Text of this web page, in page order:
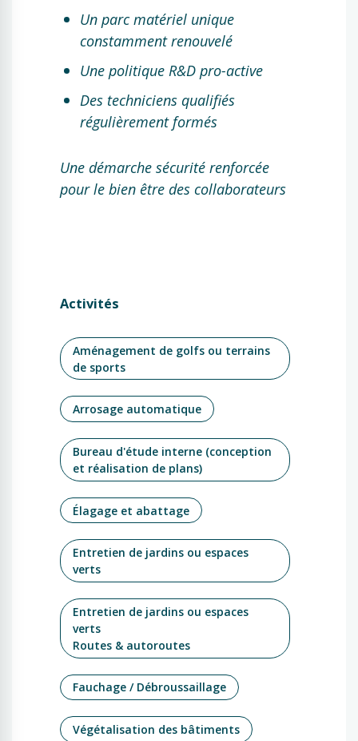
Un parc matériel unique
constamment renouvelé
Une politique R&D pro-active
Des techniciens qualifiés
régulièrement formés
Une démarche sécurité renforcée
pour le bien être des collaborateurs
Activités
Aménagement de golfs ou terrains
de sports
Arrosage automatique
Bureau d'étude interne (conception
et réalisation de plans)
Élagage et abattage
Entretien de jardins ou espaces
verts
Entretien de jardins ou espaces
verts
Routes & autoroutes
Fauchage / Débroussaillage
Végétalisation des bâtiments